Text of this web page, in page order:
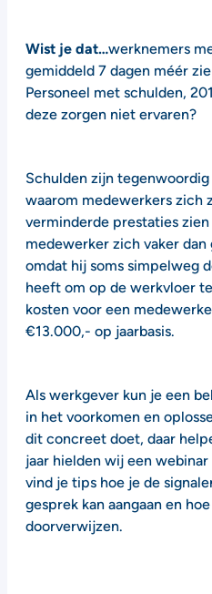
Wist je dat…werknemers
gemiddeld 7 dagen méér
Personeel met schulden,
deze zorgen niet ervaren?
Schulden zijn
waarom medewerkers zich
verminderde prestaties
medewerker zich vaker
omdat hij soms simpelweg
heeft om op de werkvloer
kosten voor een
€13.000,- op jaarbasis.
Als werkgever kun je een
in het voorkomen en
dit concreet doet, daar
jaar hielden wij een
vind je tips hoe je de
gesprek kan aangaan en
doorverwijzen.